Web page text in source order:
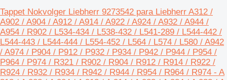
Tappet Nokvolger Liebherr 9273542 para Liebherr A312 /
A902 / A904 / A912 / A914 / A922 / A924 / A932 / A944 /
A954 / R902 / L534-434 / L538-432 / L541-289 / L544-442 /
L544-443 / L544-444 / L554-452 / L564 / L574 / L580 / A942
/ A974 / P904 / P912 / P932 / P934 / P942 / P944 / P954 /
P964 / P974 / R321 / R902 / R904 / R912 / R914 / R922 /
R924 / R932 / R934 / R942 / R944 / R954 / R964 / R974 - A